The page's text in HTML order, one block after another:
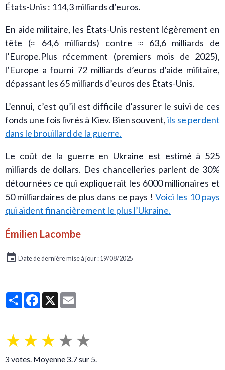
États-Unis : 114,3 milliards d’euros.
En aide militaire, les États-Unis restent légèrement en
tête (≈ 64,6 milliards) contre ≈ 63,6 milliards de
l’Europe.Plus récemment (premiers mois de 2025),
l’Europe a fourni 72 milliards d’euros d’aide militaire,
dépassant les 65 milliards d’euros des États-Unis.
L’ennui, c’est qu’il est difficile d’assurer le suivi de ces
fonds une fois livrés à Kiev. Bien souvent,ils se perdent
dans le brouillard de la guerre.
Le coût de la guerre en Ukraine est estimé à 525
milliards de dollars. Des chancelleries parlent de 30%
détournées ce qui expliquerait les 6000 millionaires et
50 milliardaires de plus dans ce pays ! Voici les 10 pays
qui aident financièrement le plus l’Ukraine.
Émilien Lacombe
Date de dernière mise à jour : 19/08/2025
PartagerFacebook
X
★★★★★
3 votes. Moyenne3.7sur 5.